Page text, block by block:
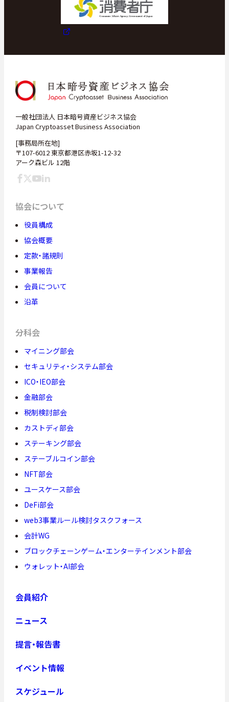
一般社団法人 日本暗号資産ビジネス協会
Japan Cryptoasset Business Association
[事務局所在地]
〒107-6012 東京都港区赤坂1-12-32
アーク森ビル 12階
協会について
役員構成
協会概要
定款・諸規則
事業報告
会員について
沿革
分科会
マイニング部会
セキュリティ・システム部会
ICO・IEO部会
金融部会
税制検討部会
カストディ部会
ステーキング部会
ステーブルコイン部会
NFT部会
ユースケース部会
DeFi部会
web3事業ルール検討タスクフォース
会計WG
ブロックチェーンゲーム・エンターテインメント部会
ウォレット・AI部会
会員紹介
ニュース
提言・報告書
イベント情報
スケジュール